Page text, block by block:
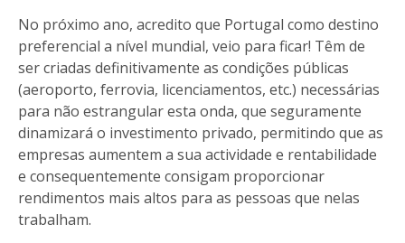
No próximo ano, acredito que Portugal como destino
preferencial a nível mundial, veio para ficar! Têm de
ser criadas definitivamente as condições públicas
(aeroporto, ferrovia, licenciamentos, etc.) necessárias
para não estrangular esta onda, que seguramente
dinamizará o investimento privado, permitindo que as
empresas aumentem a sua actividade e rentabilidade
e consequentemente consigam proporcionar
rendimentos mais altos para as pessoas que nelas
trabalham.